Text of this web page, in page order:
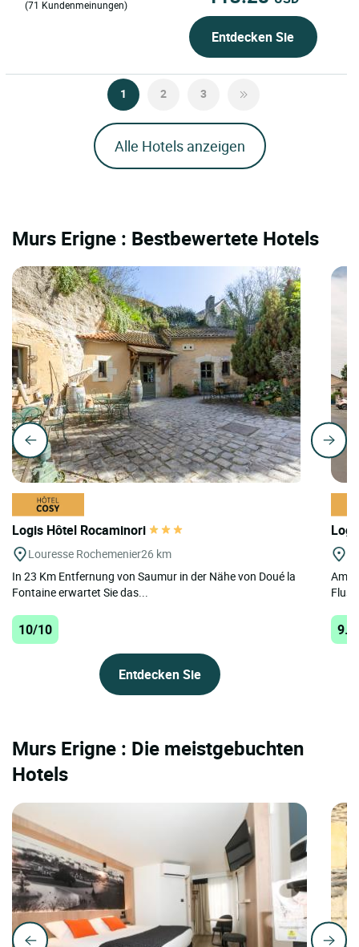
(71 Kundenmeinungen)
Entdecken Sie
1 2 3
Alle Hotels anzeigen
Murs Erigne : Bestbewertete Hotels
Logis Hôtel Rocaminori
Louresse Rochemenier26 km
In 23 Km Entfernung von Saumur in der Nähe von Doué la
Fontaine erwartet Sie das...
10/10
Entdecken Sie
Am
Murs Erigne : Die meistgebuchten
Hotels